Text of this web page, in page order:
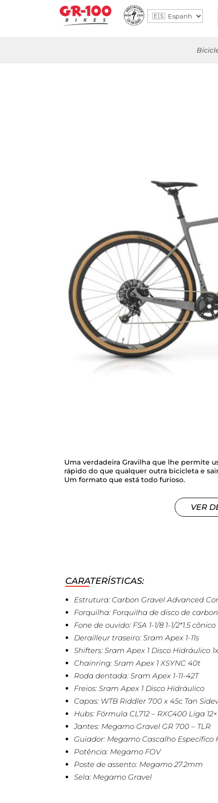
Uma verdadeira Gravilha que lhe permite
rápido do que qualquer outra bicicleta e
Um formato que está todo furioso.
VER
CARATERÍSTICAS:
Estrutura: Carbon Gravel Advanced
Forquilha: Forquilha de disco de
Fone de ouvido: FSA 1-1/8 1-1/2*1.5 cônico
Derailleur traseiro: Sram Apex 1-11s
Shifters: Sram Apex 1 Disco Hidráulico
Chainring: Sram Apex 1 XSYNC 40t
Roda dentada: Sram Apex 1-11-42T
Freios: Sram Apex 1 Disco Hidráulico
Capas: WTB Riddler 700 x 45c Tan
Hubs: Fórmula CL712 – RXC400 Liga
Jantes: Megamo Gravel GR 700 – TLR
Guiador: Megamo Cascalho Específico
Potência: Megamo FOV
Poste de assento: Megamo 27.2mm
Sela: Megamo Gravel